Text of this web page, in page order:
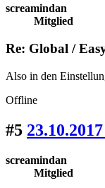
screamindan
Mitglied
Re: Global /
Also in den
Offline
#5
screamindan
Mitglied